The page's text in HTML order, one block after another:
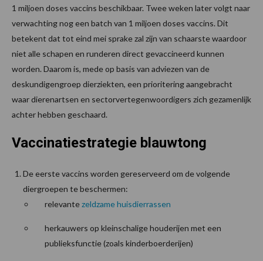
1 miljoen doses vaccins beschikbaar. Twee weken later volgt naar
verwachting nog een batch van 1 miljoen doses vaccins. Dit
betekent dat tot eind mei sprake zal zijn van schaarste waardoor
niet alle schapen en runderen direct gevaccineerd kunnen
worden. Daarom is, mede op basis van adviezen van de
deskundigengroep dierziekten, een prioritering aangebracht
waar dierenartsen en sectorvertegenwoordigers zich gezamenlijk
achter hebben geschaard.
Vaccinatiestrategie blauwtong
De eerste vaccins worden gereserveerd om de volgende
diergroepen te beschermen:
relevantezeldzame huisdierrassen
herkauwers op kleinschalige houderijen met een
publieksfunctie (zoals kinderboerderijen)